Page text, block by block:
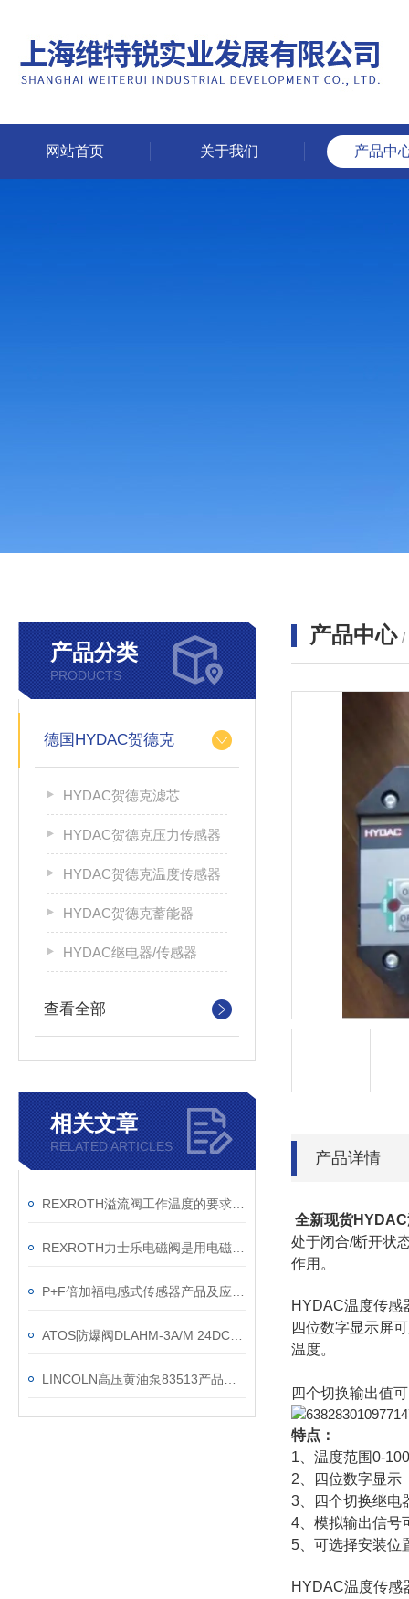
网站首页 关于我们 产品中
产品分类
PRODUCTS
德国HYDAC贺德克
HYDAC贺德克滤芯
HYDAC贺德克压力传感器
HYDAC贺德克温度传感器
HYDAC贺德克蓄能器
HYDAC继电器/传感器
查看全部
相关文章
RELATED ARTICLES
产品中心 /
产品详情
全新现货
处于闭合/断开状
作用。
HYDAC温度传感
四位数字显示屏
温度。
四个切换输出值
特点：
1、温度范围0-
2、四位数字显示
3、四个切换继电
4、模拟输出信号
5、可选择安装位
HYDAC温度传感